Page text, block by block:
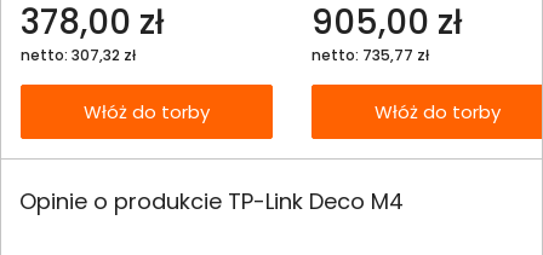
378,00 zł
netto: 307,32 zł
Włóż do torby
905,00 zł
netto: 735,77 zł
Włóż do torby
Opinie o produkcie TP-Link Deco M4